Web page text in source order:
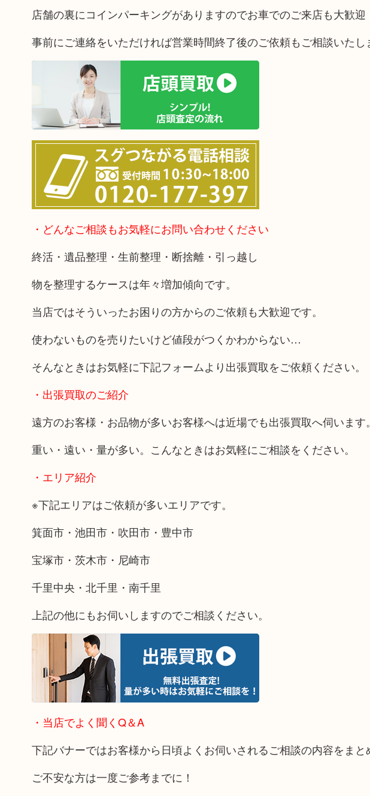
店舗の裏にコインパーキングがありますのでお車でのご来店も大歓迎
事前にご連絡をいただければ営業時間終了後のご依頼もご相談いたし
・どんなご相談もお気軽にお問い合わせください
終活・遺品整理・生前整理・断捨離・引っ越し
物を整理するケースは年々増加傾向です。
当店ではそういったお困りの方からのご依頼も大歓迎です。
使わないものを売りたいけど値段がつくかわからない…
そんなときはお気軽に下記フォームより出張買取をご依頼ください。
・出張買取のご紹介
遠方のお客様・お品物が多いお客様へは近場でも出張買取へ伺います。
重い・遠い・量が多い。こんなときはお気軽にご相談をください。
・エリア紹介
※下記エリアはご依頼が多いエリアです。
箕面市・池田市・吹田市・豊中市
宝塚市・茨木市・尼崎市
千里中央・北千里・南千里
上記の他にもお伺いしますのでご相談ください。
・当店でよく聞くQ＆A
下記バナーではお客様から日頃よくお伺いされるご相談の内容をまと
ご不安な方は一度ご参考までに！